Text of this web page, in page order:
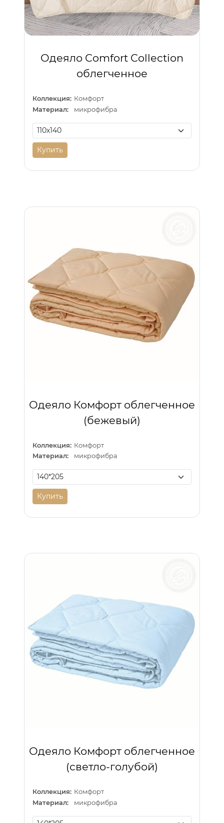
Одеяло Comfort Collection
облегченное
Коллекция: Комфорт
Материал:
микрофибра
Купить
Одеяло Комфорт облегченное
(бежевый)
Коллекция: Комфорт
Материал:
микрофибра
Купить
Одеяло Комфорт облегченное
(светло-голубой)
Коллекция: Комфорт
Материал:
микрофибра